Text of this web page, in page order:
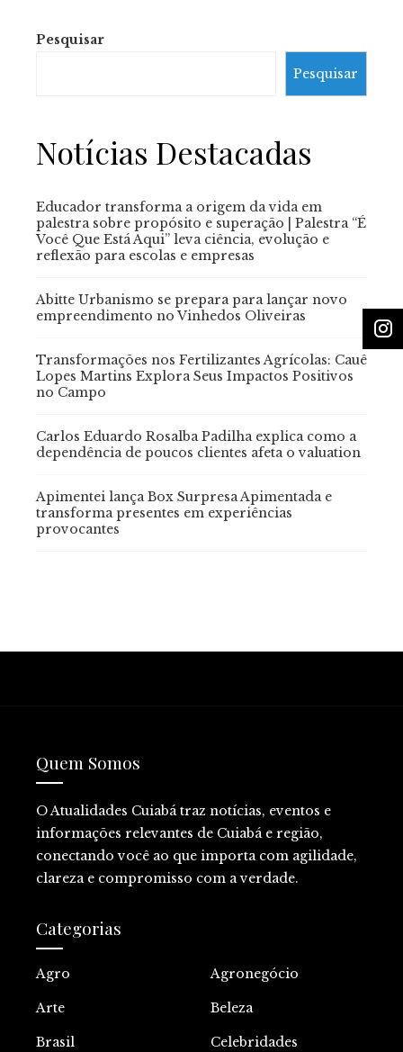
Pesquisar
Pesquisar
Notícias Destacadas
Educador transforma a origem da vida em
palestra sobre propósito e superação | Palestra “É
Você Que Está Aqui” leva ciência, evolução e
reflexão para escolas e empresas
Abitte Urbanismo se prepara para lançar novo
empreendimento no Vinhedos Oliveiras
Transformações nos Fertilizantes Agrícolas: Cauê
Lopes Martins Explora Seus Impactos Positivos
no Campo
Carlos Eduardo Rosalba Padilha explica como a
dependência de poucos clientes afeta o valuation
Apimentei lança Box Surpresa Apimentada e
transforma presentes em experiências
provocantes
Quem Somos
O Atualidades Cuiabá traz notícias, eventos e
informações relevantes de Cuiabá e região,
conectando você ao que importa com agilidade,
clareza e compromisso com a verdade.
Categorias
Agro Agronegócio
Arte Beleza
Brasil Celebridades